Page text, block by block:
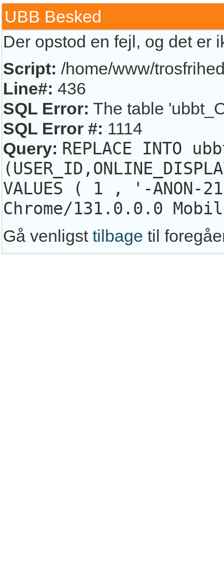
UBB Besked
Der opstod en fejl, og det
Script: /home/www/
Line#: 436
SQL Error: The table
SQL Error #: 1114
Query: REPLACE INTO
VALUES ( 1 , '-
Chrome/131.0.0.0
Gå venligst tilbage til